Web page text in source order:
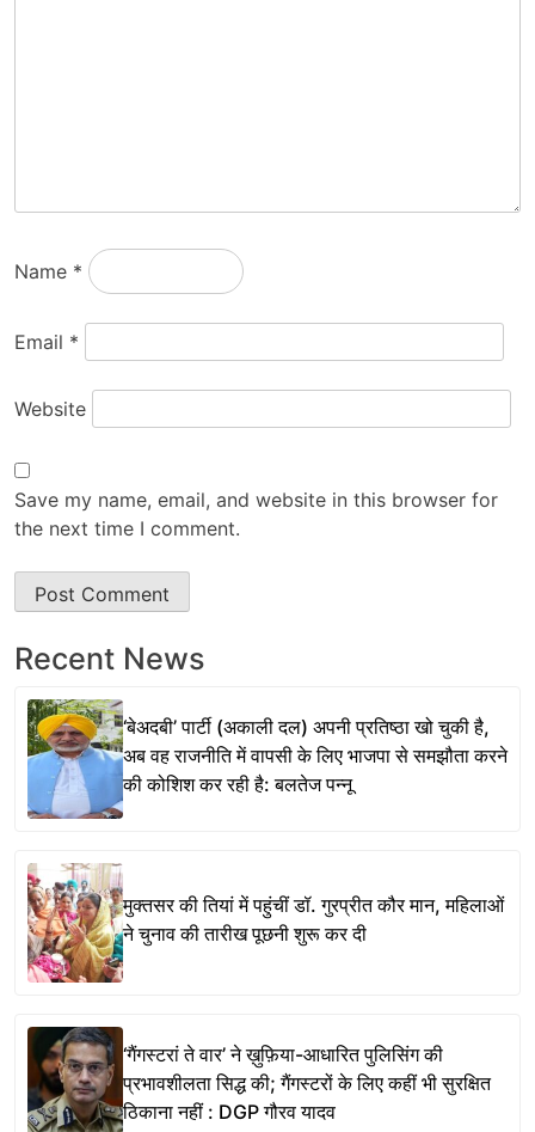
Name *
Email *
Website
Save my name, email, and website in this browser for
the next time I comment.
Recent News
‘बेअदबी’ पार्टी (अकाली दल) अपनी प्रतिष्ठा खो चुकी है,
अब वह राजनीति में वापसी के लिए भाजपा से समझौता करने
की कोशिश कर रही है: बलतेज पन्नू
मुक्तसर की तियां में पहुंचीं डॉ. गुरप्रीत कौर मान, महिलाओं
ने चुनाव की तारीख पूछनी शुरू कर दी
‘गैंगस्टरां ते वार’ ने ख़ुफ़िया-आधारित पुलिसिंग की
प्रभावशीलता सिद्ध की; गैंगस्टरों के लिए कहीं भी सुरक्षित
ठिकाना नहीं : DGP गौरव यादव